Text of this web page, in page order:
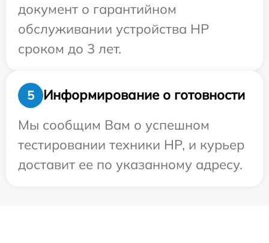
документ о гарантийном
обслуживании устройства HP
сроком до 3 лет.
5
Информирование о готовности
Мы сообщим Вам о успешном
тестировании техники HP, и курьер
доставит ее по указанному адресу.